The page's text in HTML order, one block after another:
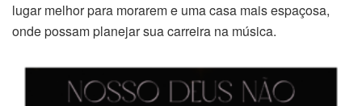
lugar melhor para morarem e uma casa mais espaçosa,
onde possam planejar sua carreira na música.